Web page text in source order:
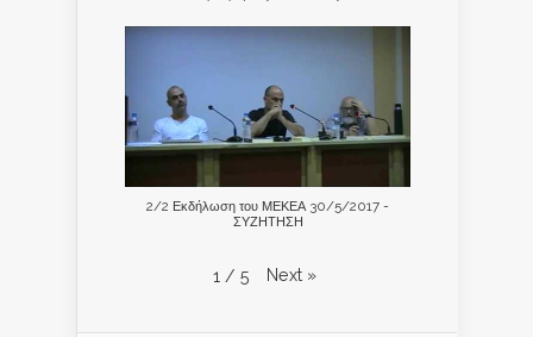
2/2 Εκδήλωση του ΜΕΚΕΑ 30/5/2017 -
ΣΥΖΗΤΗΣΗ
1 / 5 Next »